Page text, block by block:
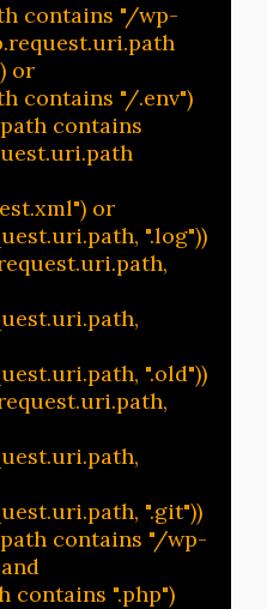
contains "/wp-
or
contains "/.env")
contains
or
".log"))
".old"))
".git"))
contains "/wp-
contains ".php")